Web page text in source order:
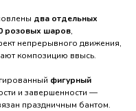
два отдельных
розовых шаров,
непрерывного движения,
композицию ввысь.
фигурный
и завершенности —
праздничным бантом.